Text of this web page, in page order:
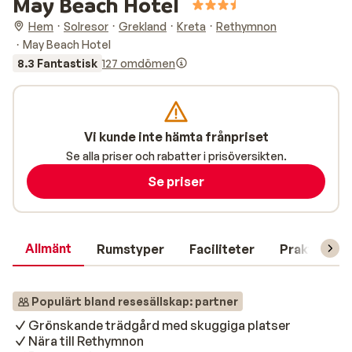
Hem Solresor Grekland Kreta
Rethymnon
May Beach Hotel
8.3 Fantastisk 127 omdömen
Allmänt Rumstyper Faciliteter Praktisk
Populärt bland resesällskap: partner
Grönskande trädgård med skuggiga platser
Nära till Rethymnon
Vi kunde inte hämta frånpriset
Se alla priser och rabatter i prisöversikten.
Se priser